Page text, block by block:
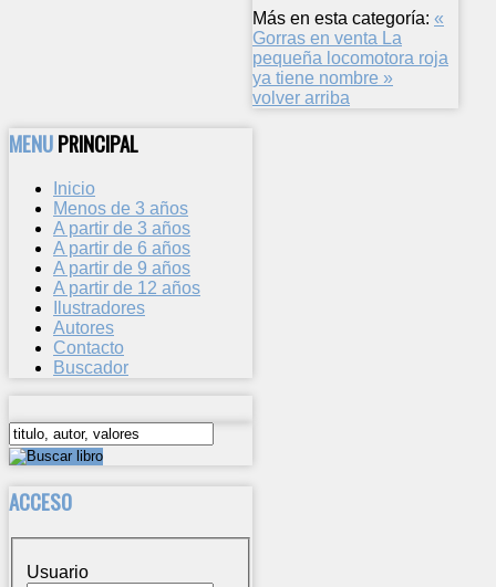
Más en esta categoría: «
Gorras en venta La
pequeña locomotora roja
ya tiene nombre »
volver arriba
MENUPRINCIPAL
Inicio
Menos de 3 años
A partir de 3 años
A partir de 6 años
A partir de 9 años
A partir de 12 años
Ilustradores
Autores
Contacto
Buscador
ACCESO
Usuario